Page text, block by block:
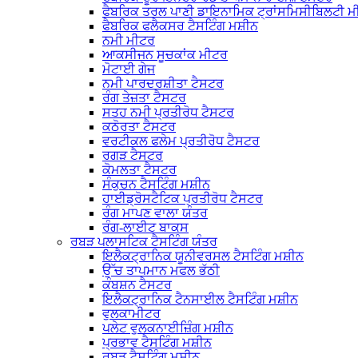
ਫੈਬਰਿਕ ਤਰਲ ਪਾਣੀ ਡਾਇਨਾਮਿਕ ਟ੍ਰਾਂਸਮਿਸੀਬਿਲਟੀ
ਫੈਬਰਿਕ ਫਲੈਕਸਰ ਟੈਸਟਿੰਗ ਮਸ਼ੀਨ
ਨਮੀ ਮੀਟਰ
ਆਕਸੀਜਨ ਸੂਚਕਾਂਕ ਮੀਟਰ
ਮੋਟਾਈ ਗੇਜ
ਨਮੀ ਪਾਰਦਰਸ਼ੀਤਾ ਟੈਸਟਰ
ਰੰਗ ਤੇਜ਼ਤਾ ਟੈਸਟਰ
ਸਤਹ ਨਮੀ ਪ੍ਰਤੀਰੋਧ ਟੈਸਟਰ
ਕਠੋਰਤਾ ਟੈਸਟਰ
ਵਰਟੀਕਲ ਫਲੇਮ ਪ੍ਰਤੀਰੋਧ ਟੈਸਟਰ
ਰਗੜ ਟੈਸਟਰ
ਕੋਮਲਤਾ ਟੈਸਟਰ
ਸੰਕੁਚਨ ਟੈਸਟਿੰਗ ਮਸ਼ੀਨ
ਹਾਈਡ੍ਰੋਸਟੈਟਿਕ ਪ੍ਰਤੀਰੋਧ ਟੈਸਟਰ
ਰੰਗ ਮਾਪਣ ਵਾਲਾ ਯੰਤਰ
ਰੰਗ-ਲਾਈਟ ਬਾਕਸ
ਰਬੜ ਪਲਾਸਟਿਕ ਟੈਸਟਿੰਗ ਯੰਤਰ
ਇਲੈਕਟ੍ਰਾਨਿਕ ਯੂਨੀਵਰਸਲ ਟੈਸਟਿੰਗ ਮਸ਼ੀਨ
ਉੱਚ ਤਾਪਮਾਨ ਮਫਲ ਭੱਠੀ
ਕੰਬਸ਼ਨ ਟੈਸਟਰ
ਇਲੈਕਟ੍ਰਾਨਿਕ ਟੈਨਸਾਈਲ ਟੈਸਟਿੰਗ ਮਸ਼ੀਨ
ਵੁਲਕਾਮੀਟਰ
ਪਲੇਟ ਵੁਲਕਨਾਈਜ਼ਿੰਗ ਮਸ਼ੀਨ
ਪ੍ਰਭਾਵ ਟੈਸਟਿੰਗ ਮਸ਼ੀਨ